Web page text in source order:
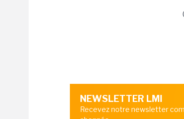
NEWSLETTER LMI
Recevez notre newsletter